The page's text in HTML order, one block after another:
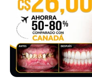
If You Owe $20,000
Sending 4 Separate
JG WENTWORTH